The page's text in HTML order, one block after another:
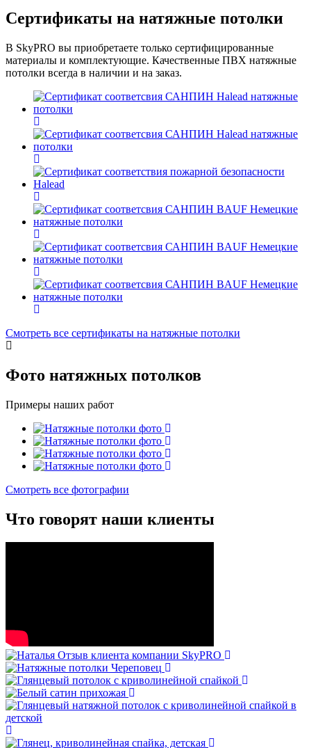
Сертификаты на натяжные потолки
В SkyPRO вы приобретаете только сертифицированные
материалы и комплектующие. Качественные ПВХ натяжные
потолки всегда в наличии и на заказ.
Смотреть все сертификаты на натяжные потолки
Фото натяжных потолков
Примеры наших работ
Смотреть все фотографии
Что говорят наши клиенты